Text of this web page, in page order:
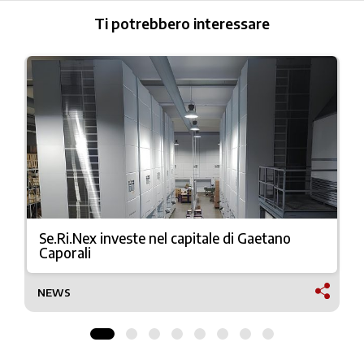
Ti potrebbero interessare
Se.Ri.Nex investe nel capitale di Gaetano
Caporali
NEWS